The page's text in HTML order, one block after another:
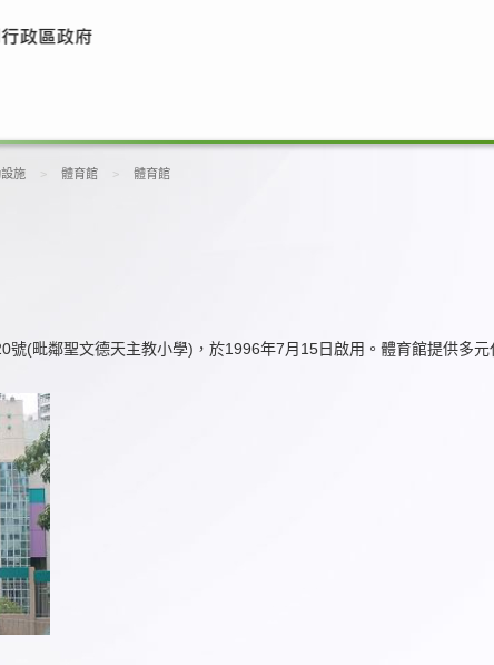
施 體育館 體育館
(毗鄰聖文德天主教小學)，於1996年7月15日啟用。體育館提供多